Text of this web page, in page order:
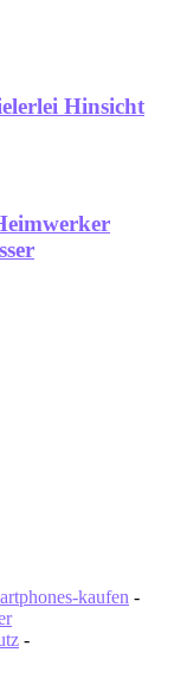
Hinsicht
kaufen -
-